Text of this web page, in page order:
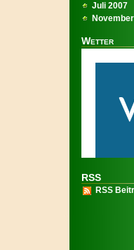
Juli 2007
Wetter
RSS
RSS